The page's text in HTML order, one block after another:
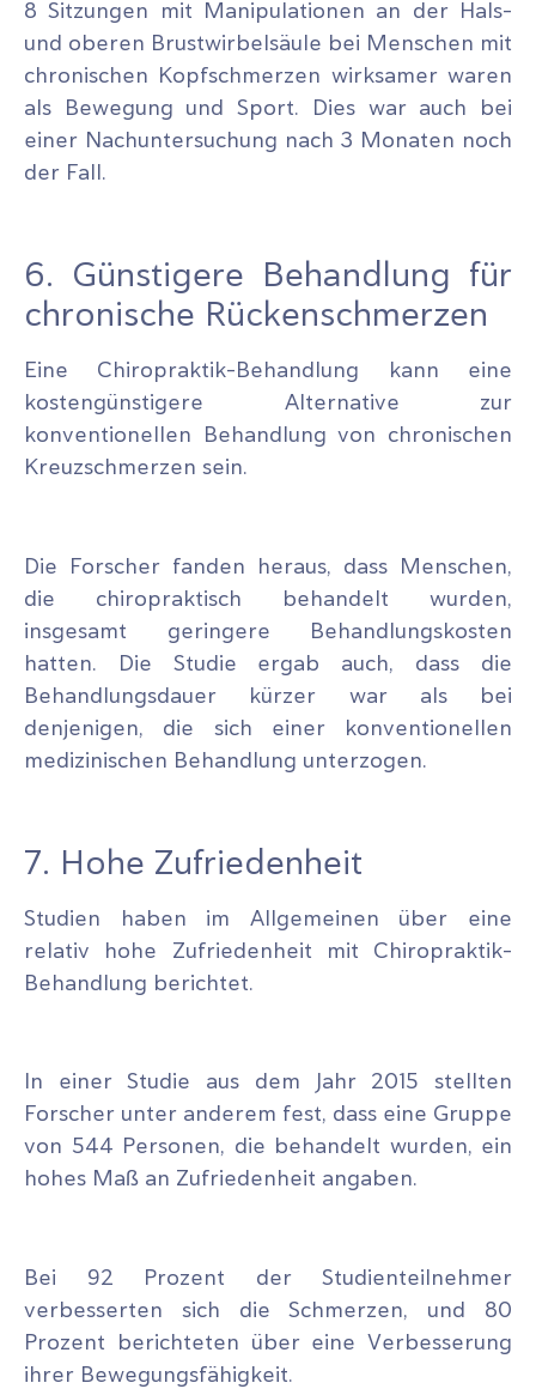
8 Sitzungen mit Manipulationen an der Hals-
und oberen Brustwirbelsäule bei Menschen mit
chronischen Kopfschmerzen wirksamer waren
als Bewegung und Sport. Dies war auch bei
einer Nachuntersuchung nach 3 Monaten noch
der Fall.
6. Günstigere Behandlung für
chronische Rückenschmerzen
Eine Chiropraktik-Behandlung kann eine
kostengünstigere Alternative zur
konventionellen Behandlung von chronischen
Kreuzschmerzen sein.
Die Forscher fanden heraus, dass Menschen,
die chiropraktisch behandelt wurden,
insgesamt geringere Behandlungskosten
hatten. Die Studie ergab auch, dass die
Behandlungsdauer kürzer war als bei
denjenigen, die sich einer konventionellen
medizinischen Behandlung unterzogen.
7. Hohe Zufriedenheit
Studien haben im Allgemeinen über eine
relativ hohe Zufriedenheit mit Chiropraktik-
Behandlung berichtet.
In einer Studie aus dem Jahr 2015 stellten
Forscher unter anderem fest, dass eine Gruppe
von 544 Personen, die behandelt wurden, ein
hohes Maß an Zufriedenheit angaben.
Bei 92 Prozent der Studienteilnehmer
verbesserten sich die Schmerzen, und 80
Prozent berichteten über eine Verbesserung
ihrer Bewegungsfähigkeit.